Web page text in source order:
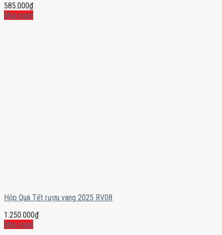
585.000₫
Mua ngay
Hộp Quà Tết rượu vang 2025 RV08
1.250.000₫
Mua ngay